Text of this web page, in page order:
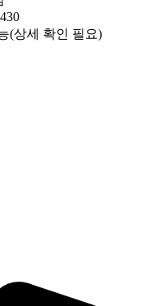
(상세 확인 필요)